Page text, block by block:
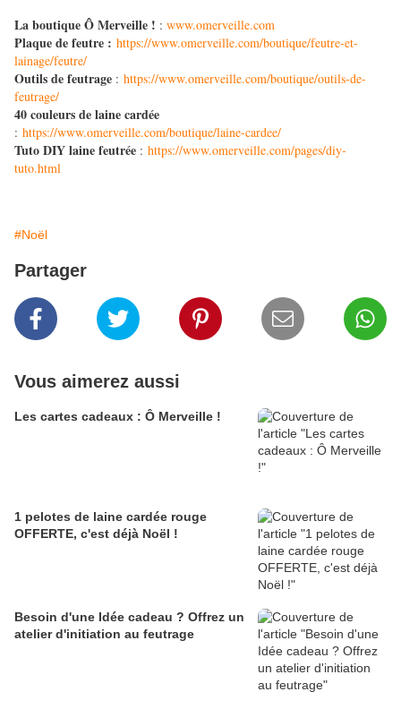
La boutique Ô Merveille ! : www.omerveille.com
Plaque de feutre : https://www.omerveille.com/boutique/feutre-et-
lainage/feutre/
Outils de feutrage : https://www.omerveille.com/boutique/outils-de-
feutrage/
40 couleurs de laine cardée
: https://www.omerveille.com/boutique/laine-cardee/
Tuto DIY laine feutrée : https://www.omerveille.com/pages/diy-
tuto.html
#Noël
Partager
Vous aimerez aussi
Les cartes cadeaux : Ô Merveille !
1 pelotes de laine cardée rouge
OFFERTE, c'est déjà Noël !
Besoin d'une Idée cadeau ? Offrez un
atelier d'initiation au feutrage